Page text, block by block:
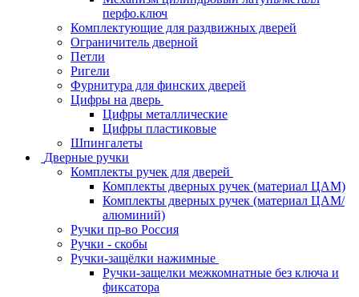
перфо.ключ
Комплектующие для раздвижных дверей
Ограничитель дверной
Петли
Ригели
Фурнитура для финских дверей
Цифры на дверь
Цифры металлические
Цифры пластиковые
Шпингалеты
Дверные ручки
Комплекты ручек для дверей
Комплекты дверных ручек (материал ЦАМ)
Комплекты дверных ручек (материал ЦАМ/
алюминий)
Ручки пр-во Россия
Ручки - скобы
Ручки-защёлки нажимные
Ручки-защелки межкомнатные без ключа и
фиксатора